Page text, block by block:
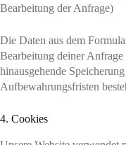
Bearbeitung der Anfrage)
Die Daten aus dem
Bearbeitung deiner
hinausgehende
Aufbewahrungsfristen
4. Cookies